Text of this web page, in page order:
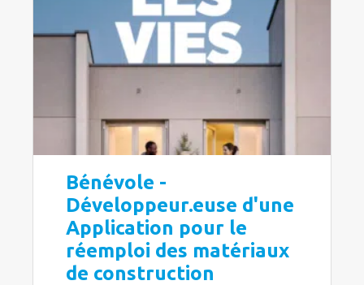
Bénévole -
Développeur.euse d'une
Application pour le
réemploi des matériaux
de construction